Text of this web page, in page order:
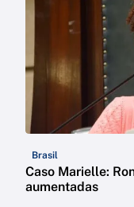
Brasil
Caso Marielle:
aumentadas